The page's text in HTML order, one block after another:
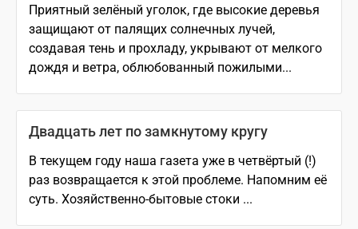
Приятный зелёный уголок, где высокие деревья
защищают от палящих солнечных лучей,
создавая тень и прохладу, укрывают от мелкого
дождя и ветра, облюбованный пожилыми...
Двадцать лет по замкнутому кругу
В текущем году наша газета уже в четвёртый (!)
раз возвращается к этой проблеме. Напомним её
суть. Хозяйственно-бытовые стоки ...